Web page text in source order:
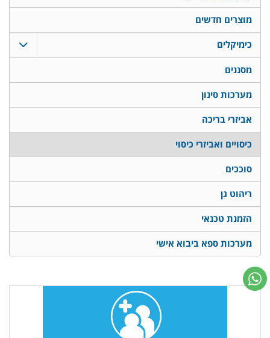
מוצרים חדשים
כימיקלים
מסננים
מערכות סינון
אביזרי בריכה
כיסויים ואביזרי כיסוי
סוככים
ריהוט גן
הזמנת טכנאי
מערכות ספא ביבוא אישי